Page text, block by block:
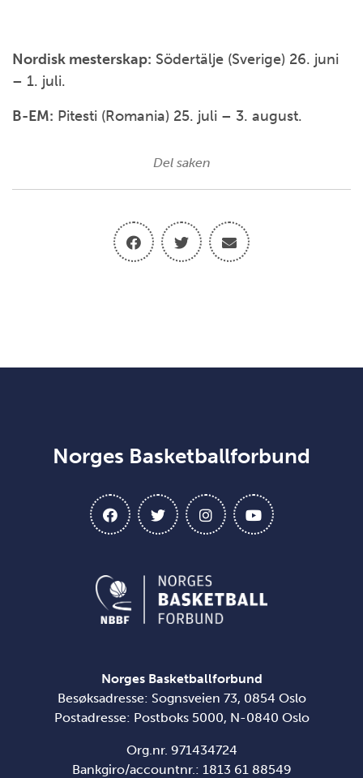
Nordisk mesterskap: Södertälje (Sverige) 26. juni
– 1. juli.
B-EM: Pitesti (Romania) 25. juli – 3. august.
Del saken
Norges Basketballforbund
Norges Basketballforbund
Besøksadresse: Sognsveien 73, 0854 Oslo
Postadresse: Postboks 5000, N-0840 Oslo
Org.nr. 971434724
Bankgiro/accountnr.: 1813 61 88549